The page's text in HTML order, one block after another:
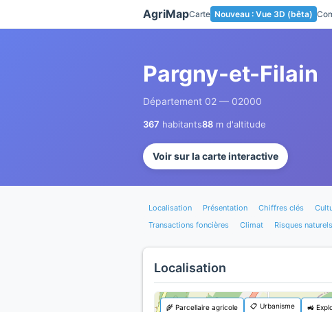
AgriMapCarte Nouveau : Vue 3D (bêta)
Pargny-et-Filain
Département 02 — 02000
367 habitants88 m d'altitude
Voir sur la carte interactive
Localisation Présentation Chiffres clés
Transactions foncières
Climat Risques naturels
Localisation
🌾 Parcellaire agricole 📋 Urbanisme 🚜
Panneau de gestion des cookies